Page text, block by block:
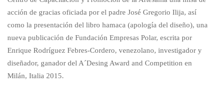
acción de gracias oficiada por el padre José Gregorio Ilija, así
como la presentación del libro hamaca (apología del diseño), una
nueva publicación de Fundación Empresas Polar, escrita por
Enrique Rodríguez Febres-Cordero, venezolano, investigador y
diseñador, ganador del A´Desing Award and Competition en
Milán, Italia 2015.